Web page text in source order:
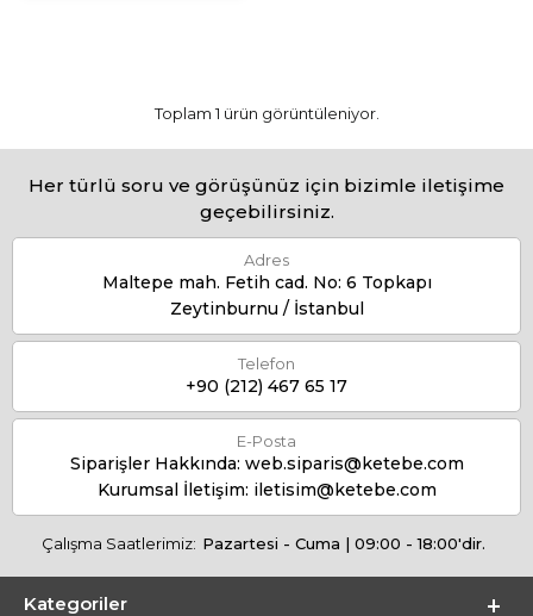
Toplam 1 ürün görüntüleniyor.
Her türlü soru ve görüşünüz için bizimle iletişime
geçebilirsiniz.
Adres
Maltepe mah. Fetih cad. No: 6 Topkapı
Zeytinburnu / İstanbul
Telefon
+90 (212) 467 65 17
E-Posta
Siparişler Hakkında: web.siparis@ketebe.com
Kurumsal İletişim: iletisim@ketebe.com
Çalışma Saatlerimiz: Pazartesi - Cuma | 09:00 - 18:00'dir.
Kategoriler